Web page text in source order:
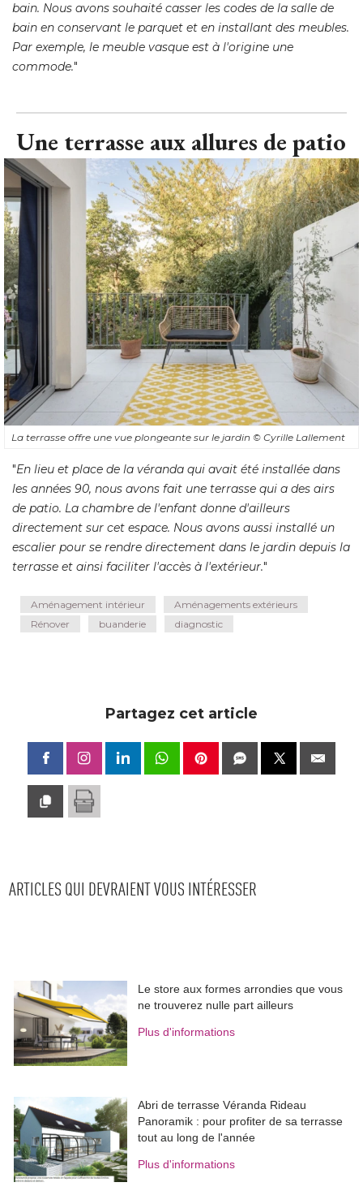
bain. Nous avons souhaité casser les codes de la salle de
bain en conservant le parquet et en installant des meubles.
Par exemple, le meuble vasque est à l'origine une
commode."
Une terrasse aux allures de patio
La terrasse offre une vue plongeante sur le jardin © Cyrille Lallement
"En lieu et place de la véranda qui avait été installée dans
les années 90, nous avons fait une terrasse qui a des airs
de patio. La chambre de l'enfant donne d'ailleurs
directement sur cet espace. Nous avons aussi installé un
escalier pour se rendre directement dans le jardin depuis la
terrasse et ainsi faciliter l'accès à l'extérieur."
Aménagement intérieur
Aménagements extérieurs
Rénover
buanderie diagnostic
Partagez cet article
ARTICLES QUI DEVRAIENT VOUS INTÉRESSER
Le store aux formes arrondies que vous
ne trouverez nulle part ailleurs
Plus d'informations
Abri de terrasse Véranda Rideau
Panoramik : pour profiter de sa terrasse
tout au long de l'année
Plus d'informations